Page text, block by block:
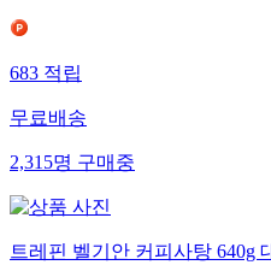
683 적립
무료배송
2,315명 구매중
트레핀 벨기안 커피사탕 640g